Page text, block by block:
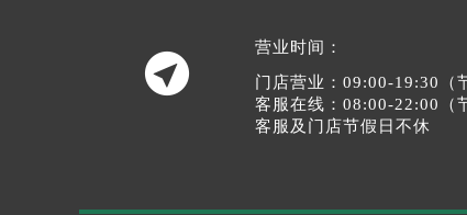

营业时间：
门店营业：09:00-19:30（
客服在线：08:00-22:00（
客服及门店节假日不休